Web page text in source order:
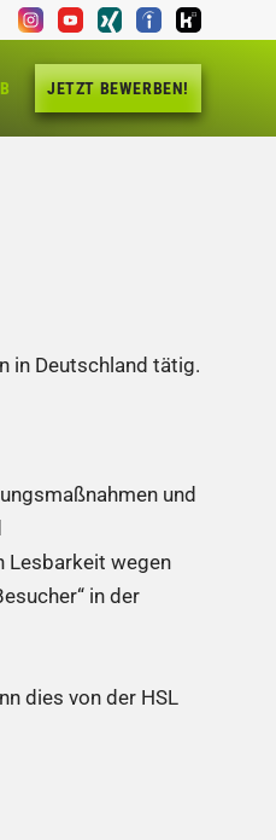
JETZT BEWERBEN!
in Deutschland tätig.
und
Lesbarkeit wegen
in der
dies von der HSL